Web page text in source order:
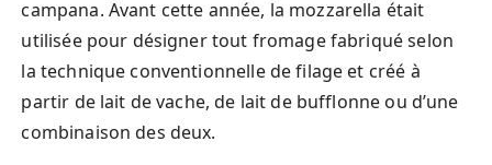
campana. Avant cette année, la mozzarella était
utilisée pour désigner tout fromage fabriqué selon
la technique conventionnelle de filage et créé à
partir de lait de vache, de lait de bufflonne ou d’une
combinaison des deux.